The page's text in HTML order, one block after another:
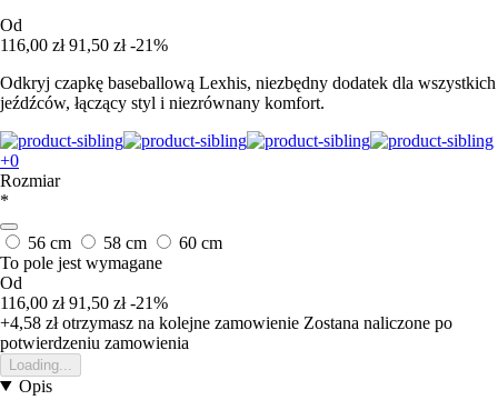
Od
116,00 zł 91,50 zł -21%
Odkryj czapkę baseballową Lexhis, niezbędny dodatek dla wszystkich
jeźdźców, łączący styl i niezrównany komfort.
+0
Rozmiar
*
56 cm 58 cm
60 cm
To pole jest wymagane
Od
116,00 zł 91,50 zł -21%
+4,58 złotrzymasz na kolejne zamowienie Zostana naliczone po
potwierdzeniu zamowienia
Loading...
Opis